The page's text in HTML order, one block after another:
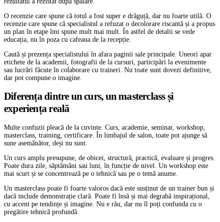
O recenzie care spune că totul a fost super e drăguță, dar nu foarte utilă. O
recenzie care spune că specialistul a refuzat o decolorare riscantă și a propus
un plan în etape îmi spune mult mai mult. În astfel de detalii se vede
educația, nu în poza cu cafeaua de la recepție.
Caută și prezența specialistului în afara paginii sale principale. Uneori apar
etichete de la academii, fotografii de la cursuri, participări la evenimente
sau lucrări făcute în colaborare cu traineri. Nu toate sunt dovezi definitive,
dar pot compune o imagine.
Diferența dintre un curs, un masterclass și
experiența reală
Multe confuzii pleacă de la cuvinte. Curs, academie, seminar, workshop,
masterclass, training, certificare. În limbajul de salon, toate pot ajunge să
sune asemănător, deși nu sunt.
Un curs amplu presupune, de obicei, structură, practică, evaluare și progres.
Poate dura zile, săptămâni sau luni, în funcție de nivel. Un workshop este
mai scurt și se concentrează pe o tehnică sau pe o temă anume.
Un masterclass poate fi foarte valoros dacă este susținut de un trainer bun și
dacă include demonstrație clară. Poate fi însă și mai degrabă inspirațional,
cu accent pe tendințe și imagine. Nu e rău, dar nu îl poți confunda cu o
pregătire tehnică profundă.